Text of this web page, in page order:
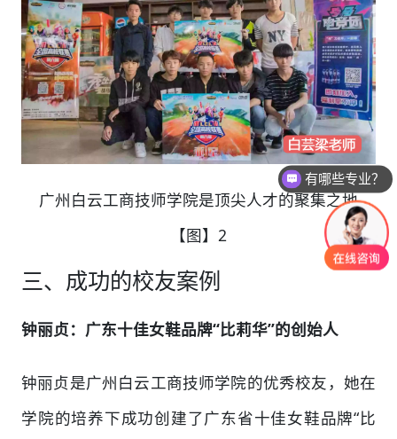
广州白云工商技师学院是顶尖人才的聚集之地
【图】2
三、成功的校友案例
钟丽贞：广东十佳女鞋品牌“比莉华”的创始人
钟丽贞是广州白云工商技师学院的优秀校友，她在
学院的培养下成功创建了广东省十佳女鞋品牌“比
有哪些专业？
是怎么收费的呢？